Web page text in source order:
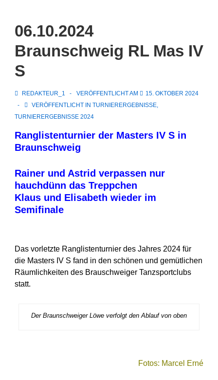
Inhalt06.10.2024
Braunschweig RL Mas IV
S
REDAKTEUR_1 VERÖFFENTLICHT AM
15. OKTOBER 2024
VERÖFFENTLICHT IN TURNIERERGEBNISSE,
TURNIERERGEBNISSE 2024
Ranglistenturnier der Masters IV S in
Braunschweig
Rainer und Astrid verpassen nur
hauchdünn das Treppchen
Klaus und Elisabeth wieder im
Semifinale
Das vorletzte Ranglistenturnier des Jahres 2024 für
die Masters IV S fand in den schönen und gemütlichen
Räumlichkeiten des Brauschweiger Tanzsportclubs
statt.
Der Braunschweiger Löwe verfolgt den Ablauf von oben
Fotos: Marcel Erné